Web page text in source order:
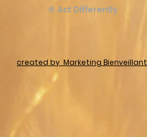
© Act Differently
created by Marketing Bienveillant